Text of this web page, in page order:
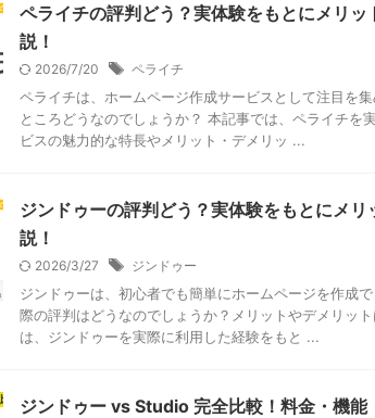
ペライチの評判どう？実体験をもとにメリ
説！
2026/7/20 ペライチ
ペライチは、ホームページ作成サービスとして注目を
ところどうなのでしょうか？ 本記事では、ペライチを
ビスの魅力的な特長やメリット・デメリッ ...
ジンドゥーの評判どう？実体験をもとにメ
説！
2026/3/27 ジンドゥー
ジンドゥーは、初心者でも簡単にホームページを作成
際の評判はどうなのでしょうか？メリットやデメリッ
は、ジンドゥーを実際に利用した経験をもと ...
ジンドゥー vs Studio 完全比較！料金・機能